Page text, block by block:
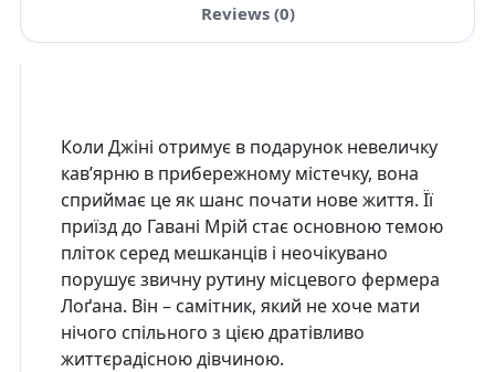
Reviews (0)
Коли Джіні отримує в подарунок невеличку
кав’ярню в прибережному містечку, вона
сприймає це як шанс почати нове життя. Її
приїзд до Гавані Мрій стає основною темою
пліток серед мешканців і неочікувано
порушує звичну рутину місцевого фермера
Лоґана. Він – самітник, який не хоче мати
нічого спільного з цією дратівливо
життєрадісною дівчиною.